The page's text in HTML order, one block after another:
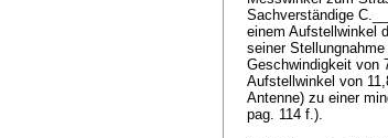
Sachverständige
einem Aufstellwinkel
seiner
Geschwindigkeit von
Aufstellwinkel von
Antenne) zu einer
pag. 114 f.).